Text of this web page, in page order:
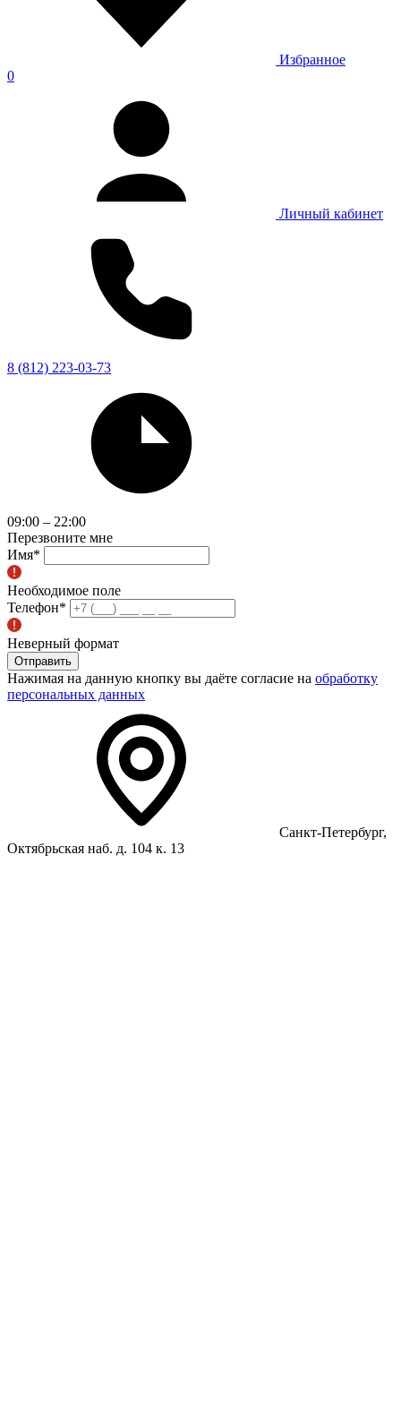
Избранное
0
Личный кабинет
8 (812) 223-03-73
09:00 – 22:00
Перезвоните мне
Имя*
Необходимое поле
Телефон*
Неверный формат
Отправить
Нажимая на данную кнопку вы даёте согласие на обработку
персональных данных
Санкт-Петербург,
Октябрьская наб. д. 104 к. 13